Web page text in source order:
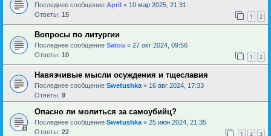
Последнее сообщение April « 10 мар 2025, 21:31
Ответы: 15 1 2
Вопросы по литургии
Последнее сообщение Satou « 27 окт 2024, 09:56
Ответы: 10 1 2
Навязчивые мысли осуждения и тщеславия
Последнее сообщение Swetushka « 16 авг 2024, 17:33
Ответы: 9
Опасно ли молиться за самоубийц?
Последнее сообщение Swetushka « 25 июн 2024, 21:35
Ответы: 22 1 2 3